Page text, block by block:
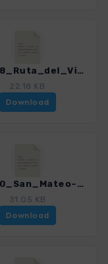
GrC_78_Ruta_del_Vino_4459_12.gpx
22.18 KB
Download
GrC_80_San_Mateo-El_Helechal-Valsequillo_4459_12.gpx
31.05 KB
Download